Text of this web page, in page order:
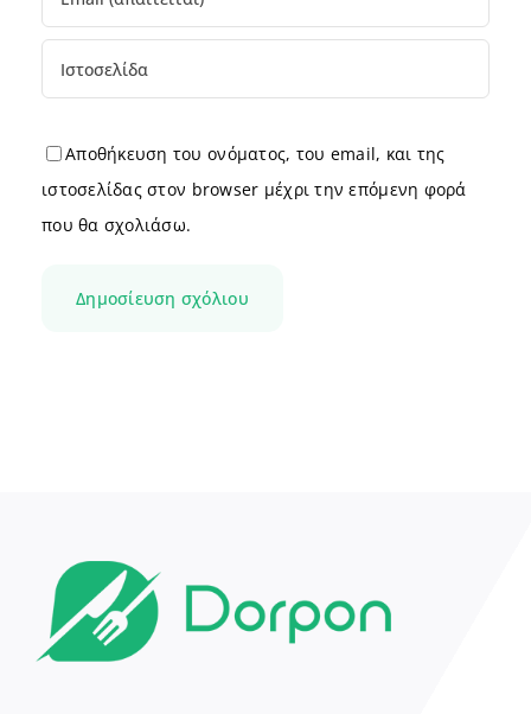
Αποθήκευση του ονόματος, του email, και της
ιστοσελίδας στον browser μέχρι την επόμενη φορά
που θα σχολιάσω.